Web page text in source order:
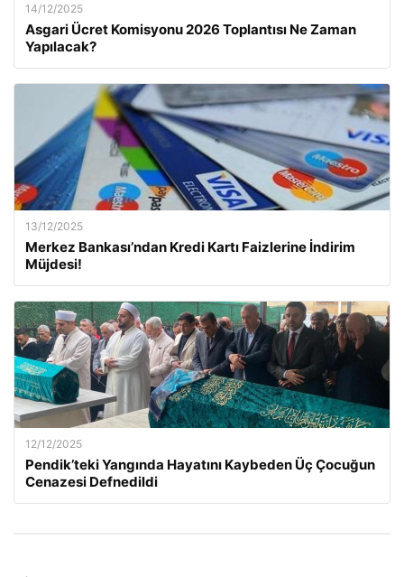
14/12/2025
Asgari Ücret Komisyonu 2026 Toplantısı Ne Zaman
Yapılacak?
13/12/2025
Merkez Bankası’ndan Kredi Kartı Faizlerine İndirim
Müjdesi!
12/12/2025
Pendik’teki Yangında Hayatını Kaybeden Üç Çocuğun
Cenazesi Defnedildi